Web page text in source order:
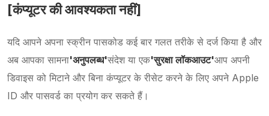
[कंप्यूटर की आवश्यकता नहीं]
यदि आपने अपना स्क्रीन पासकोड कई बार गलत तरीके से दर्ज किया है और
अब आपका सामना'अनुपलब्ध'संदेश या एक'सुरक्षा लॉकआउट'आप अपनी
डिवाइस को मिटाने और बिना कंप्यूटर के रीसेट करने के लिए अपने Apple
ID और पासवर्ड का प्रयोग कर सकते हैं।